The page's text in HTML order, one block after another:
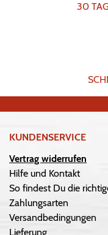
30
KUNDENSERVICE
Vertrag widerrufen
Hilfe und Kontakt
So findest Du die
Zahlungsarten
Versandbedingungen
Lieferung